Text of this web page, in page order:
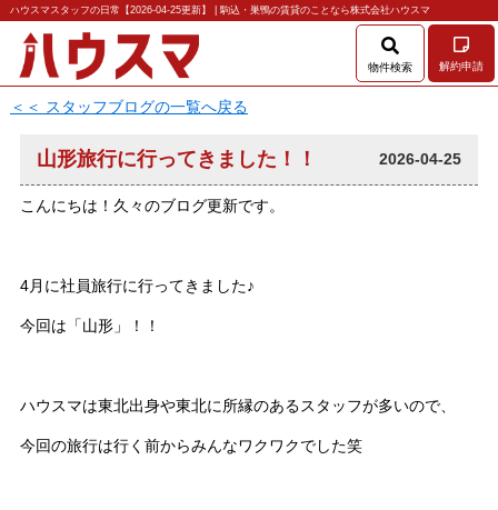
ハウスマスタッフの日常【2026-04-25更新】 | 駒込・巣鴨の賃貸のことなら株式会社ハウスマ
物件検索 解約申請
＜＜ スタッフブログの一覧へ戻る
山形旅行に行ってきました！！ 2026-04-25
こんにちは！久々のブログ更新です。
4月に社員旅行に行ってきました♪
今回は「山形」！！
ハウスマは東北出身や東北に所縁のあるスタッフが多いので、
今回の旅行は行く前からみんなワクワクでした笑